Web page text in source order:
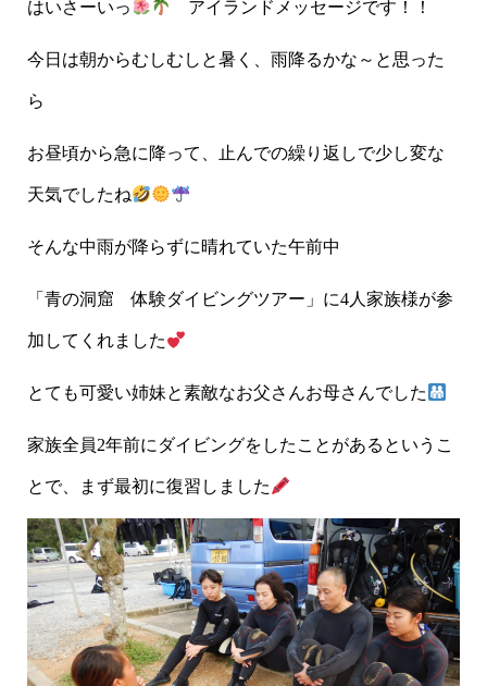
はいさーいっ アイランドメッセージです！！
今日は朝からむしむしと暑く、雨降るかな～と思った
ら
お昼頃から急に降って、止んでの繰り返しで少し変な
天気でしたね
そんな中雨が降らずに晴れていた午前中
「青の洞窟 体験ダイビングツアー」に4人家族様が参
加してくれました
とても可愛い姉妹と素敵なお父さんお母さんでした
家族全員2年前にダイビングをしたことがあるというこ
とで、まず最初に復習しました